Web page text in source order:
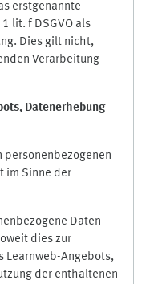
erstgenannte
lit. f DSGVO als
Dies gilt nicht,
Verarbeitung
Datenerhebung
personenbezogenen
im Sinne der
Daten
dies zur
Learnweb-Angebots,
der enthaltenen